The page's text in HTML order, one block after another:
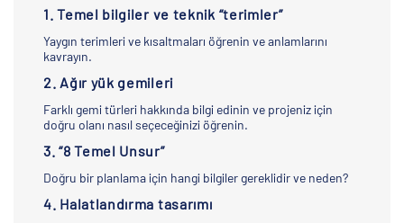
1. Temel bilgiler ve teknik “terimler”
Yaygın terimleri ve kısaltmaları öğrenin ve anlamlarını
kavrayın.
2. Ağır yük gemileri
Farklı gemi türleri hakkında bilgi edinin ve projeniz için
doğru olanı nasıl seçeceğinizi öğrenin.
3. “8 Temel Unsur”
Doğru bir planlama için hangi bilgiler gereklidir ve neden?
4. Halatlandırma tasarımı